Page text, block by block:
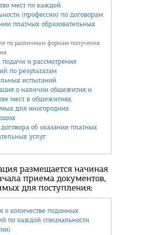
мест по каждой
(профессии) по договорам
платных образовательных
по различным формам получения
и рассмотрения
по результатам
испытаний
о наличии общежития и
мест в общежитиях,
для иногородних
об оказании платных
услуг
размещается начиная
приема документов,
для поступления:
о количестве поданных
по каждой специальности